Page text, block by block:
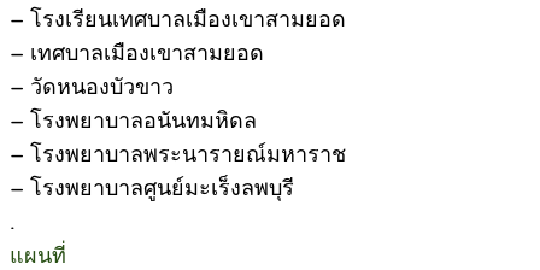
– โรงเรียนเทศบาลเมืองเขาสามยอด
– เทศบาลเมืองเขาสามยอด
– วัดหนองบัวขาว
– โรงพยาบาลอนันทมหิดล
– โรงพยาบาลพระนารายณ์มหาราช
– โรงพยาบาลศูนย์มะเร็งลพบุรี
.
แผนที่